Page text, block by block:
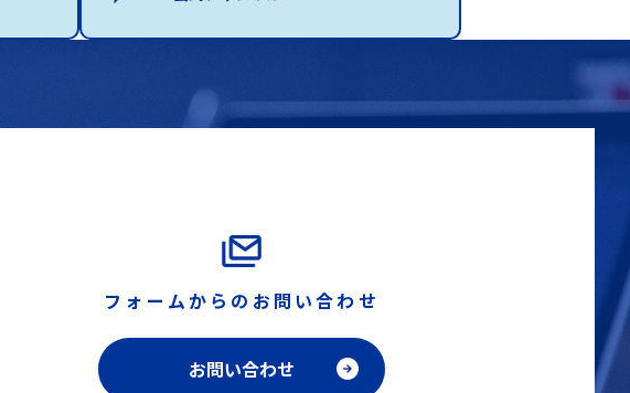
フォームからのお問い合わせ
お問い合わせ